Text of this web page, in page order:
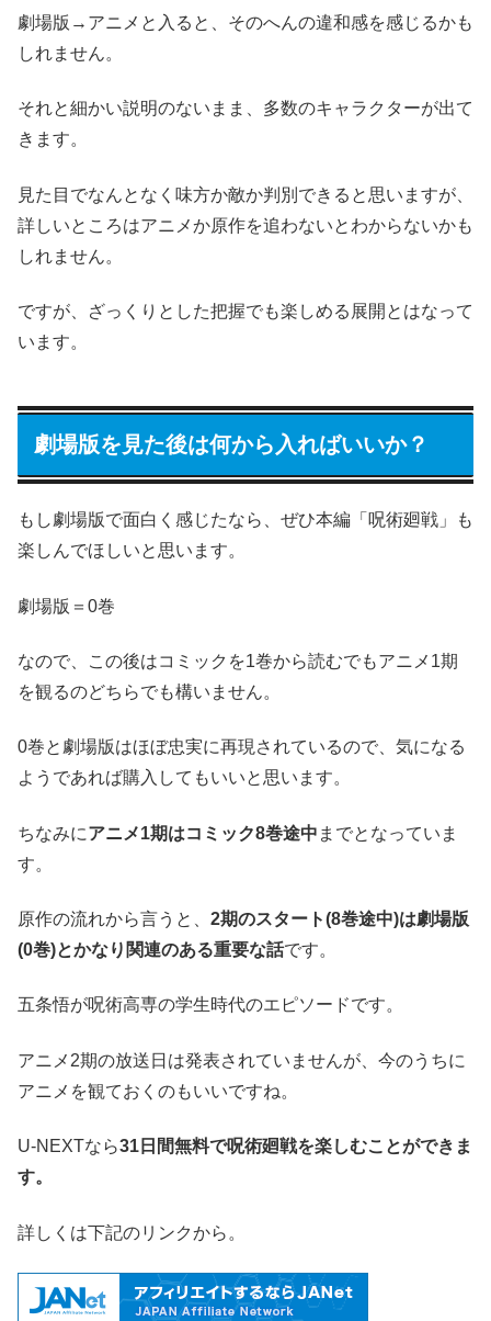
劇場版→アニメと入ると、そのへんの違和感を感じるかも
しれません。
それと細かい説明のないまま、多数のキャラクターが出て
きます。
見た目でなんとなく味方か敵か判別できると思いますが、
詳しいところはアニメか原作を追わないとわからないかも
しれません。
ですが、ざっくりとした把握でも楽しめる展開とはなって
います。
劇場版を見た後は何から入ればいいか？
もし劇場版で面白く感じたなら、ぜひ本編「呪術廻戦」も
楽しんでほしいと思います。
劇場版＝0巻
なので、この後はコミックを1巻から読むでもアニメ1期
を観るのどちらでも構いません。
0巻と劇場版はほぼ忠実に再現されているので、気になる
ようであれば購入してもいいと思います。
ちなみにアニメ1期はコミック8巻途中 までとなっていま
す。
原作の流れから言うと、 2期のスタート(8巻途中)は劇場版
(0巻)とかなり関連のある重要な話です。
五条悟が呪術高専の学生時代のエピソードです。
アニメ2期の放送日は発表されていませんが、今のうちに
アニメを観ておくのもいいですね。
U-NEXTなら31日間無料で呪術廻戦を楽しむことができま
す。
詳しくは下記のリンクから。